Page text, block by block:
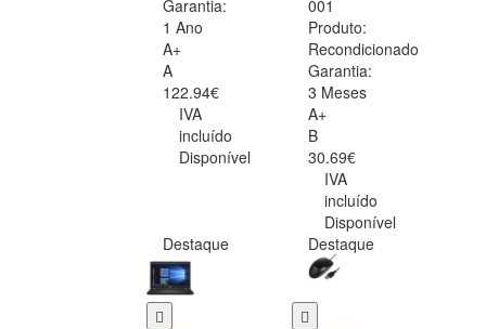
Garantia:
1 Ano
A+
A
122.94€
IVA
incluído
Disponível
001
Produto:
Recondicionado
Garantia:
3 Meses
A+
B
30.69€
IVA
incluído
Disponível
Destaque
Destaque